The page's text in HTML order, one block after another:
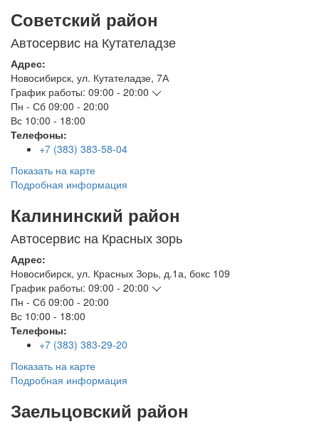
Советский район
Автосервис на Кутателадзе
Адрес:
Новосибирск, ул. Кутателадзе, 7А
График работы: 09:00 - 20:00
Пн - Сб 09:00 - 20:00
Вс 10:00 - 18:00
Телефоны:
+7 (383) 383-58-04
Показать на карте
Подробная информация
Калининский район
Автосервис на Красных зорь
Адрес:
Новосибирск, ул. Красных Зорь, д.1а, бокс 109
График работы: 09:00 - 20:00
Пн - Сб 09:00 - 20:00
Вс 10:00 - 18:00
Телефоны:
+7 (383) 383-29-20
Показать на карте
Подробная информация
Заельцовский район